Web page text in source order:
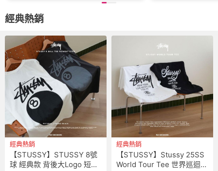
經典熱銷
經典熱銷
【STUSSY】STUSSY 8號
球 經典款 背後大Logo 短袖
經典熱銷
【STUSSY】Stussy 25SS
World Tour Tee 世界巡迴